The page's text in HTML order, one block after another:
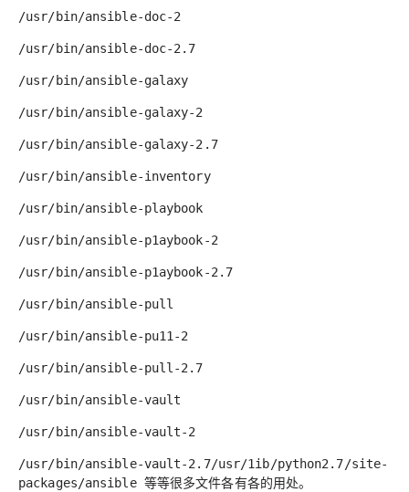
/usr/bin/ansible-doc-2
/usr/bin/ansible-doc-2.7
/usr/bin/ansible-galaxy
/usr/bin/ansible-galaxy-2
/usr/bin/ansible-galaxy-2.7
/usr/bin/ansible-inventory
/usr/bin/ansible-playbook
/usr/bin/ansible-p1aybook-2
/usr/bin/ansible-p1aybook-2.7
/usr/bin/ansible-pull
/usr/bin/ansible-pu11-2
/usr/bin/ansible-pull-2.7
/usr/bin/ansible-vault
/usr/bin/ansible-vault-2
/usr/bin/ansible-vault-2.7/usr/1ib/python2.7/site-
packages/ansible 等等很多文件各有各的用处。